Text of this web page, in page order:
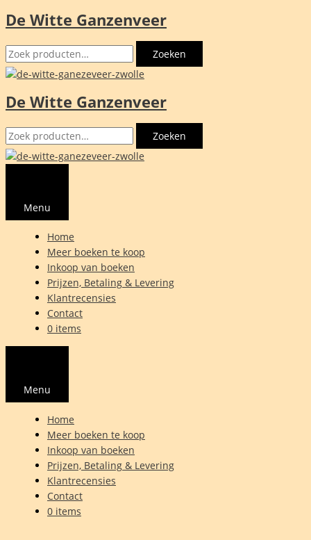
Ga
de
inhoud
De Witte Ganzenveer
Zoeken
naar:
Zoeken
De Witte Ganzenveer
Zoeken
naar:
Zoeken
Menu
Home
Meer boeken te koop
Inkoop van boeken
Prijzen, Betaling & Levering
Klantrecensies
Contact
0 items
Menu
Home
Meer boeken te koop
Inkoop van boeken
Prijzen, Betaling & Levering
Klantrecensies
Contact
0 items